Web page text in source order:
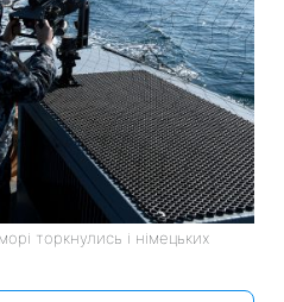
торкнулись і німецьких